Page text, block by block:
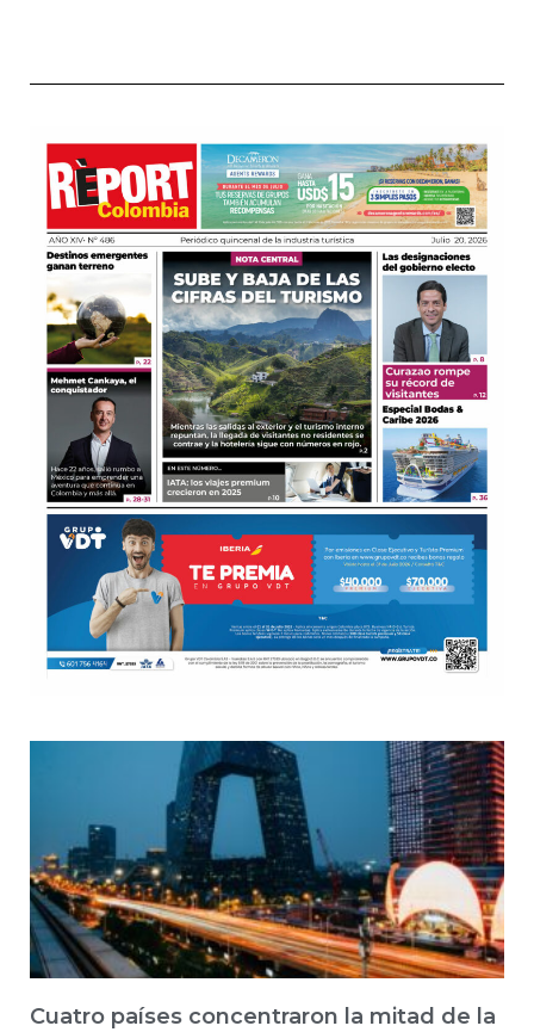
Cuatro países concentraron la mitad de la